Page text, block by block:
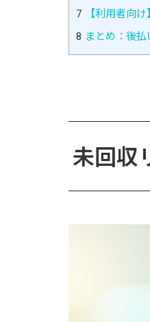
7 【利用者向
8 まとめ：後
未回収